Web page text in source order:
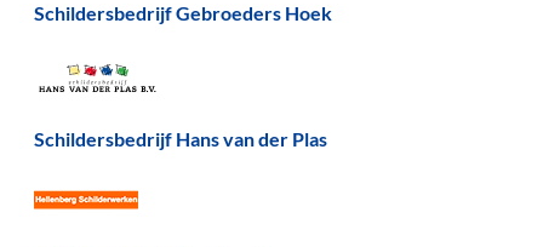
Schildersbedrijf Gebroeders Hoek
Schildersbedrijf Hans van der Plas